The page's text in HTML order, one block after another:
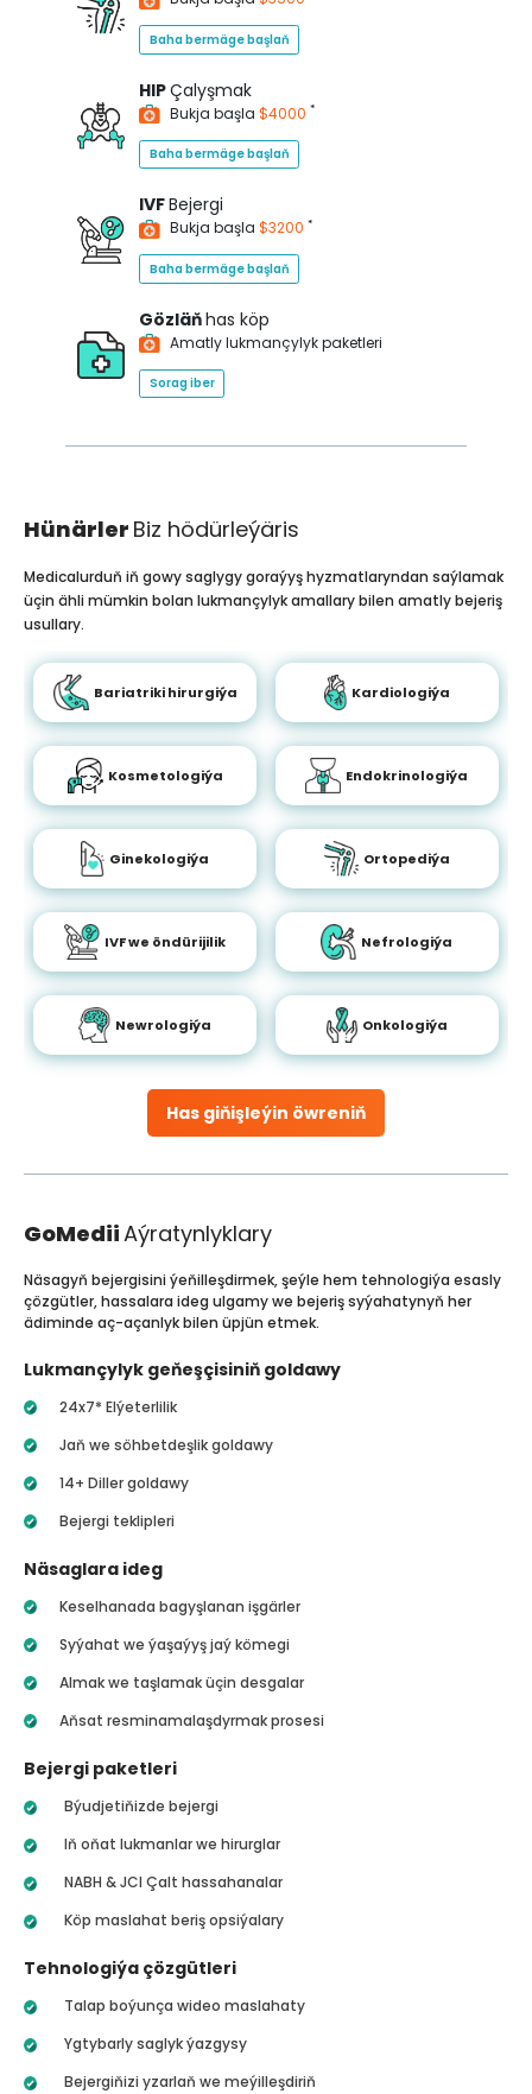
Baha bermäge başlaň
HIPÇalyşmak
Bukja başla $4000 *
Baha bermäge başlaň
IVFBejergi
Bukja başla $3200 *
Baha bermäge başlaň
Gözläňhas köp
Amatly lukmançylyk paketleri
Sorag iber
Hünärler Biz hödürleýäris
Has giňişleýin öwreniň
Medicalurduň iň gowy saglygy goraýyş hyzmatlaryndan saýlamak
üçin ähli mümkin bolan lukmançylyk amallary bilen amatly bejeriş
usullary.
Bariatriki hirurgiýa Kardiologiýa
Kosmetologiýa Endokrinologiýa
Ginekologiýa Ortopediýa
IVF we öndürijilik Nefrologiýa
Newrologiýa Onkologiýa
GoMediiAýratynlyklary
Näsagyň bejergisini ýeňilleşdirmek, şeýle hem tehnologiýa esasly
çözgütler, hassalara ideg ulgamy we bejeriş syýahatynyň her
ädiminde aç-açanlyk bilen üpjün etmek.
Lukmançylyk geňeşçisiniň goldawy
24x7* Elýeterlilik
Jaň we söhbetdeşlik goldawy
14+ Diller goldawy
Bejergi teklipleri
Näsaglara ideg
Keselhanada bagyşlanan işgärler
Syýahat we ýaşaýyş jaý kömegi
Almak we taşlamak üçin desgalar
Aňsat resminamalaşdyrmak prosesi
Bejergi paketleri
Býudjetiňizde bejergi
Iň oňat lukmanlar we hirurglar
NABH & JCI Çalt hassahanalar
Köp maslahat beriş opsiýalary
Tehnologiýa çözgütleri
Talap boýunça wideo maslahaty
Ygtybarly saglyk ýazgysy
Bejergiňizi yzarlaň we meýilleşdiriň